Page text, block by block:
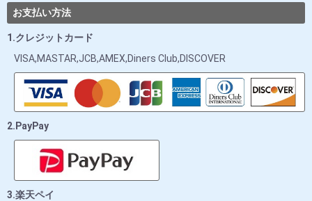
お支払い方法
1.クレジットカード
VISA,MASTAR,JCB,AMEX,Diners Club,DISCOVER
2.PayPay
3.楽天ペイ